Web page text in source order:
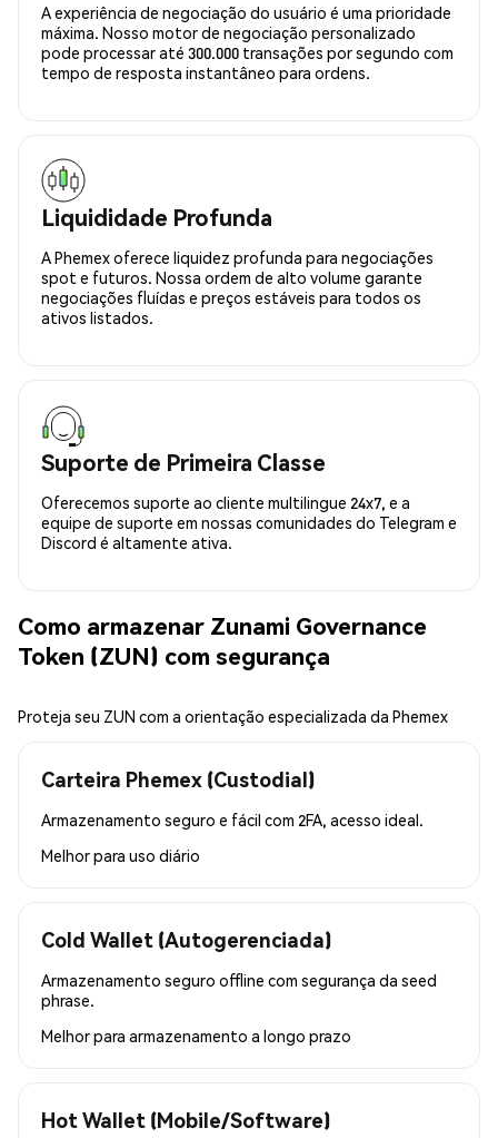
A experiência de negociação do usuário é uma prioridade
máxima. Nosso motor de negociação personalizado
pode processar até 300.000 transações por segundo com
tempo de resposta instantâneo para ordens.
Liquididade Profunda
A Phemex oferece liquidez profunda para negociações
spot e futuros. Nossa ordem de alto volume garante
negociações fluídas e preços estáveis para todos os
ativos listados.
Suporte de Primeira Classe
Oferecemos suporte ao cliente multilingue 24x7, e a
equipe de suporte em nossas comunidades do Telegram e
Discord é altamente ativa.
Como armazenar Zunami Governance
Token (ZUN) com segurança
Proteja seu ZUN com a orientação especializada da Phemex
Carteira Phemex (Custodial)
Armazenamento seguro e fácil com 2FA, acesso ideal.
Melhor para uso diário
Cold Wallet (Autogerenciada)
Armazenamento seguro offline com segurança da seed
phrase.
Melhor para armazenamento a longo prazo
Hot Wallet (Mobile/Software)